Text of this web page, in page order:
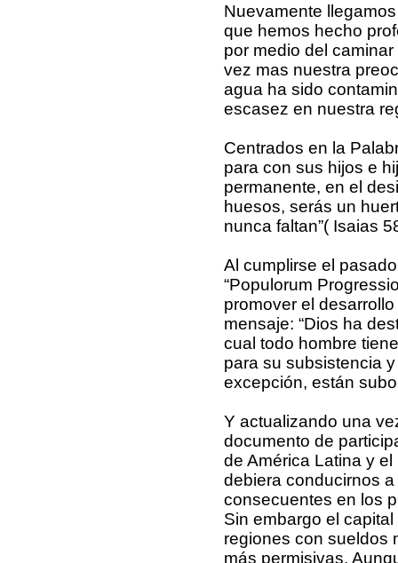
Nuevamente
que hemos hecho
por medio del
vez mas nuestra
agua ha sido
escasez en nuestra
Centrados en la
para con sus hijos e
permanente, en el
huesos, serás un
nunca faltan”( Isaias
Al cumplirse el
“Populorum
promover el
mensaje: “Dios ha
cual todo hombre
para su subsistencia
excepción, están
Y actualizando una
documento de
de América Latina y
debiera conducirnos
consecuentes en los
Sin embargo el
regiones con sueldos
más permisivas.